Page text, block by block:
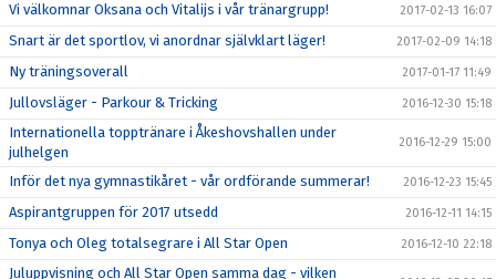
Vi välkomnar Oksana och Vitalijs i vår tränargrupp! 2017-02-13 16:07
Snart är det sportlov, vi anordnar självklart läger! 2017-02-09 14:18
Ny träningsoverall 2017-01-17 11:49
Jullovsläger - Parkour & Tricking 2016-12-30 15:18
Internationella topptränare i Åkeshovshallen under
julhelgen
2016-12-29 15:00
Inför det nya gymnastikåret - vår ordförande summerar! 2016-12-23 15:45
Aspirantgruppen för 2017 utsedd 2016-12-11 14:15
Tonya och Oleg totalsegrare i All Star Open 2016-12-10 22:18
Juluppvisning och All Star Open samma dag - vilken